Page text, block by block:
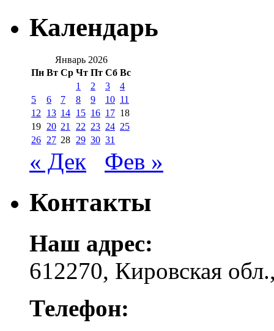
Календарь
Январь 2026
Пн Вт Ср Чт Пт Сб Вс
1
2 3
4
5
6 7 8 9 10 11
12
13 14 15 16 17 18
19 20 21 22 23 24 25
26 27 28 29 30 31
« Дек Фев »
Контакты
Наш адрес:
612270, Кировская
Телефон: